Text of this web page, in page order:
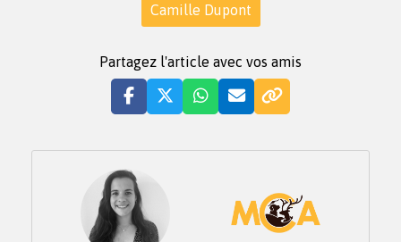
Camille Dupont
Partagez l'article avec vos amis